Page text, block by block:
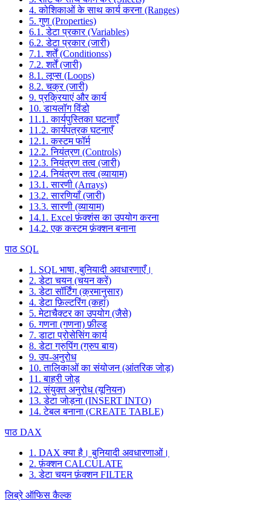
4. कोशिकाओं के साथ कार्य करना (Ranges)
5. गुण (Properties)
6.1. डेटा प्रकार (Variables)
6.2. डेटा प्रकार (जारी)
7.1. शर्तें (Conditionss)
7.2. शर्तें (जारी)
8.1. लूप्स (Loops)
8.2. चक्र (जारी)
9. प्रक्रियाएं और कार्य
10. डायलॉग विंडो
11.1. कार्यपुस्तिका घटनाएँ
11.2. कार्यपत्रक घटनाएँ
12.1. कस्टम फॉर्म
12.2. नियंत्रण (Controls)
12.3. नियंत्रण तत्व (जारी)
12.4. नियंत्रण तत्व (व्यायाम)
13.1. सारणी (Arrays)
13.2. सारणियाँ (जारी)
13.3. सारणी (व्यायाम)
14.1. Excel फ़ंक्शंस का उपयोग करना
14.2. एक कस्टम फ़ंक्शन बनाना
पाठ SQL
1. SQL भाषा, बुनियादी अवधारणाएँ।
2. डेटा चयन (चयन करें)
3. डेटा सॉर्टिंग (क्रमानुसार)
4. डेटा फ़िल्टरिंग (कहां)
5. मेटाचैक्टर का उपयोग (जैसे)
6. गणना (गणना) फ़ील्ड
7. डाटा प्रोसेसिंग कार्य
8. डेटा ग्रुपिंग (ग्रुप बाय)
9. उप-अनुरोध
10. तालिकाओं का संयोजन (आंतरिक जोड़)
11. बाहरी जोड़
12. संयुक्त अनुरोध (यूनियन)
13. डेटा जोड़ना (INSERT INTO)
14. टेबल बनाना (CREATE TABLE)
पाठ DAX
1. DAX क्या है। बुनियादी अवधारणाओं।
2. फ़ंक्शन CALCULATE
3. डेटा चयन फ़ंक्शन FILTER
लिब्रे ऑफिस कैल्क